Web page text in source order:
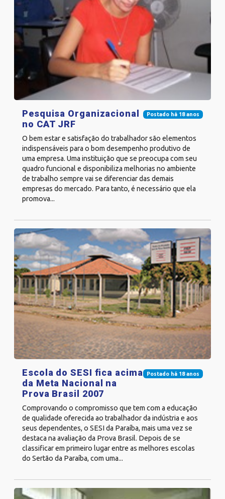
Postado há 18 anos
Pesquisa Organizacional
no CAT JRF
O bem estar e satisfação do trabalhador são elementos
indispensáveis para o bom desempenho produtivo de
uma empresa. Uma instituição que se preocupa com seu
quadro funcional e disponibiliza melhorias no ambiente
de trabalho sempre vai se diferenciar das demais
empresas do mercado. Para tanto, é necessário que ela
promova...
Postado há 18 anos
Escola do SESI fica acima
da Meta Nacional na
Prova Brasil 2007
Comprovando o compromisso que tem com a educação
de qualidade oferecida ao trabalhador da indústria e aos
seus dependentes, o SESI da Paraíba, mais uma vez se
destaca na avaliação da Prova Brasil. Depois de se
classificar em primeiro lugar entre as melhores escolas
do Sertão da Paraíba, com uma...